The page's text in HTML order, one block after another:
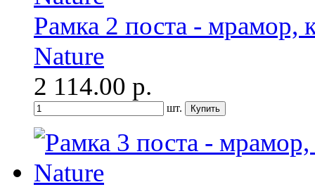
Рамка 2 поста - мрамор,
Nature
2 114.00 р.
шт.